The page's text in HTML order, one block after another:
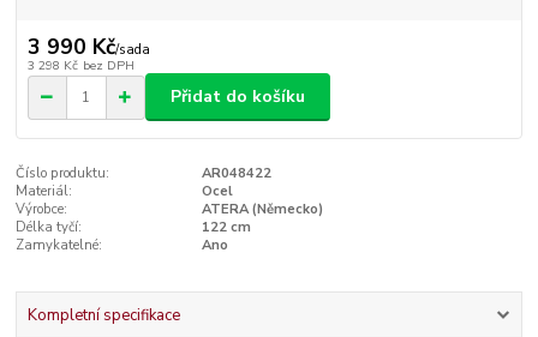
3 990 Kč/sada
3 298 Kč bez DPH
Přidat do košíku
Číslo produktu:
AR048422
Materiál:
Ocel
Výrobce:
ATERA (Německo)
Délka tyčí:
122 cm
Zamykatelné:
Ano
Kompletní specifikace